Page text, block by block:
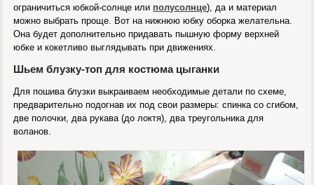
ограничиться юбкой-солнце или полусолнце), да и материал
можно выбрать проще. Вот на нижнюю юбку оборка желательна.
Она будет дополнительно придавать пышную форму верхней
юбке и кокетливо выглядывать при движениях.
Шьем блузку-топ для костюма цыганки
Для пошива блузки выкраиваем необходимые детали по схеме,
предварительно подогнав их под свои размеры: спинка со сгибом,
две полочки, два рукава (до локтя), два треугольника для
воланов.